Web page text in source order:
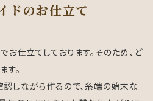
ドのお仕立て
仕立てしております。そのため、ど
す。
認しながら作るので、糸端の始末な